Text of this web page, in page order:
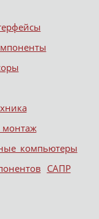
компьютеры
САПР